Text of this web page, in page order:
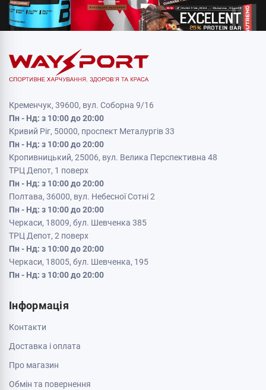
Кременчук, 39600, вул. Соборна 9/16
Пн - Нд: з 10:00 до 20:00
Кривий Ріг, 50000, проспект Металургів 33
Пн - Нд: з 10:00 до 20:00
Кропивницький, 25006, вул. Велика Перспективна 48
ТРЦ Депот, 1 поверх
Пн - Нд: з 10:00 до 20:00
Полтава, 36000, вул. Небесної Сотні 2
Пн - Нд: з 10:00 до 20:00
Черкаси, 18009, бул. Шевченка 385
ТРЦ Депот, 2 поверх
Пн - Нд: з 10:00 до 20:00
Черкаси, 18005, бул. Шевченка, 195
Пн - Нд: з 10:00 до 20:00
Інформація
Контакти
Доставка і оплата
Про магазин
Обмін та повернення